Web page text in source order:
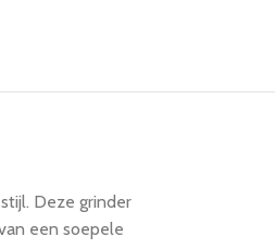
Deze grinder
een soepele